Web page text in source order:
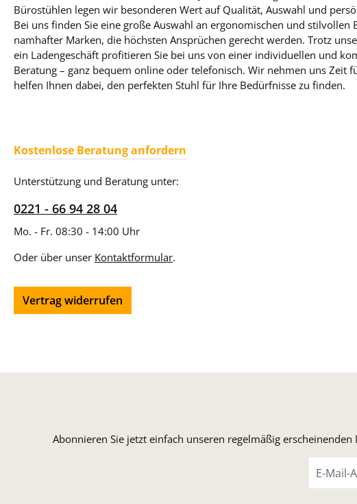
Bürostühlen legen wir besonderen Wert auf Qualität, Auswahl und
Bei uns finden Sie eine große Auswahl an ergonomischen und stilvollen
namhafter Marken, die höchsten Ansprüchen gerecht werden. Trotz
ein Ladengeschäft profitieren Sie bei uns von einer individuellen und
Beratung – ganz bequem online oder telefonisch. Wir nehmen uns Zeit
helfen Ihnen dabei, den perfekten Stuhl für Ihre Bedürfnisse zu finden.
Kostenlose Beratung anfordern
Unterstützung und Beratung unter:
0221 - 66 94 28 04
Mo. - Fr. 08:30 - 14:00 Uhr
Oder über unser Kontaktformular.
Vertrag widerrufen
Abonnieren Sie jetzt einfach unseren regelmäßig
Mail-